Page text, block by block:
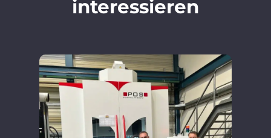
interessieren